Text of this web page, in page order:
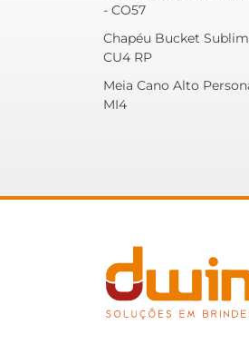
- CO57
Chapéu Bucket
CU4 RP
Meia Cano Alto
MI4